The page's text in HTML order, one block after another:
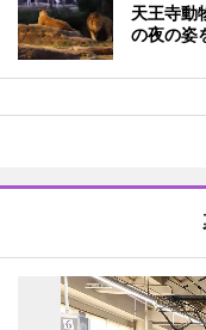
天王寺動
の夜の姿